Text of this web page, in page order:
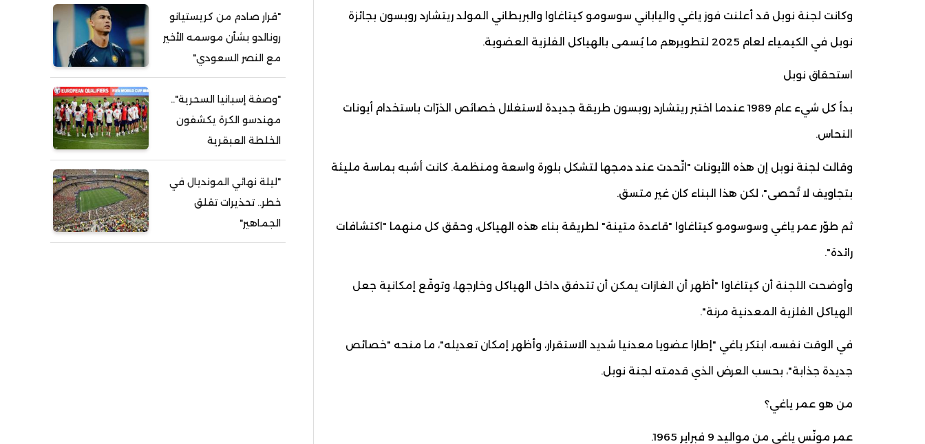
وكانت لجنة نوبل قد أعلنت فوز ياغي والياباني سوسومو كيتاغاوا والبريطاني المولد ريتشارد روبسون بجائزة
نوبل في الكيمياء لعام 2025 لتطويرهم ما يُسمى بالهياكل الفلزية العضوية.
استحقاق نوبل
بدأ كل شيء عام 1989 عندما اختبر ريتشارد روبسون طريقة جديدة لاستغلال خصائص الذرّات باستخدام أيونات
النحاس.
وقالت لجنة نوبل إن هذه الأيونات "اتّحدت عند دمجها لتشكل بلورة واسعة ومنظمة. كانت أشبه بماسة مليئة
بتجاويف لا تُحصى"، لكن هذا البناء كان غير متسق.
ثم طوّر عمر ياغي وسوسومو كيتاغاوا "قاعدة متينة" لطريقة بناء هذه الهياكل، وحقق كل منهما "اكتشافات
رائدة".
وأوضحت اللجنة أن كيتاغاوا "أظهر أن الغازات يمكن أن تتدفق داخل الهياكل وخارجها، وتوقّع إمكانية جعل
الهياكل الفلزية المعدنية مرنة".
في الوقت نفسه، ابتكر ياغي "إطارا عضويا معدنيا شديد الاستقرار، وأظهر إمكان تعديله"، ما منحه "خصائص
جديدة جذابة"، بحسب العرض الذي قدمته لجنة نوبل.
من هو عمر ياغي؟
عمر مونّس ياغي من مواليد 9 فبراير 1965.
"قرار صادم من كريستيانو
رونالدو بشأن موسمه الأخير
مع النصر السعودي"
"وصفة إسبانيا السحرية"..
مهندسو الكرة يكشفون
الخلطة العبقرية
"ليلة نهائي المونديال في
خطر.. تحذيرات تقلق
الجماهير"